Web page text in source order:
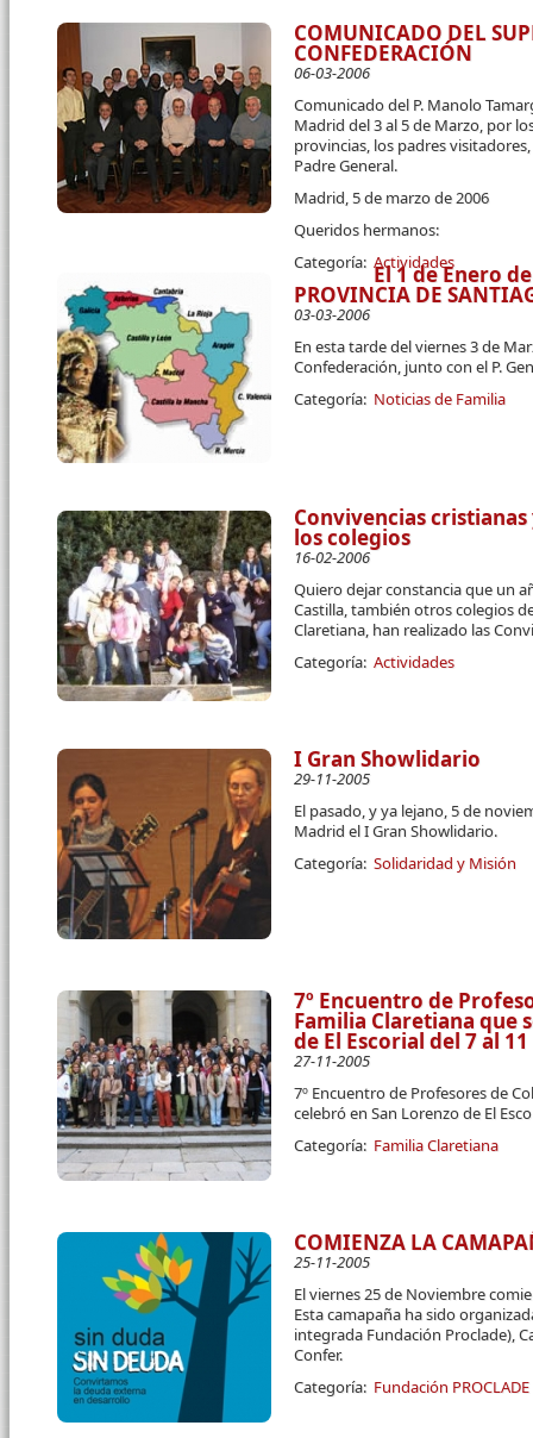
COMUNICADO DEL
CONFEDERACIÓN
06-03-2006
Comunicado del P. Manolo
Madrid del 3 al 5 de Marzo, por
provincias, los padres
Padre General.
Madrid, 5 de marzo de 2006
Queridos hermanos:
Categoría: Actividades
El 1 de Enero
PROVINCIA DE
03-03-2006
En esta tarde del viernes 3 de
Confederación, junto con el P.
Categoría: Noticias de Familia
Convivencias
los colegios
16-02-2006
Quiero dejar constancia que un
Castilla, también otros colegios
Claretiana, han realizado las
Categoría: Actividades
I Gran Showlidario
29-11-2005
El pasado, y ya lejano, 5 de
Madrid el I Gran Showlidario.
Categoría: Solidaridad y Misión
7º Encuentro de
Familia Claretiana que
de El Escorial del 7 al
27-11-2005
7º Encuentro de Profesores de
celebró en San Lorenzo de El
Categoría: Familia Claretiana
COMIENZA LA
25-11-2005
El viernes 25 de Noviembre
Esta camapaña ha sido
integrada Fundación Proclade),
Confer.
Categoría: Fundación PROCLADE